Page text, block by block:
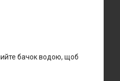
бачок водою, щоб